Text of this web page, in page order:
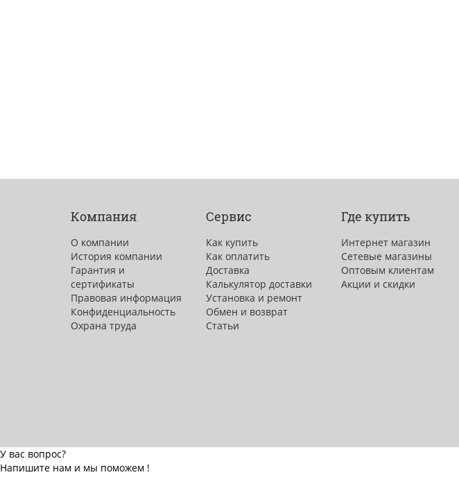
Компания
О компании
История компании
Гарантия и
сертификаты
Правовая информация
Конфиденциальность
Охрана труда
Сервис
Как купить
Как оплатить
Доставка
Калькулятор доставки
Установка и ремонт
Обмен и возврат
Статьи
Где купить
Интернет магазин
Сетевые магазины
Оптовым клиентам
Акции и скидки
У вас вопрос?
Напишите нам и мы поможем !